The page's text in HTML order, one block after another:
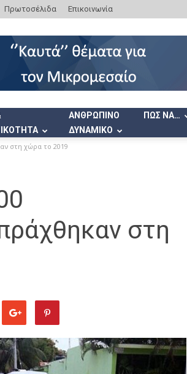
Πρωτοσέλιδα Επικοινωνία
ΑΝΘΡΩΠΙΝΟ
ΔΥΝΑΜΙΚΟ
ΠΩΣ ΝΑ…
στη χώρα το 2019
στη